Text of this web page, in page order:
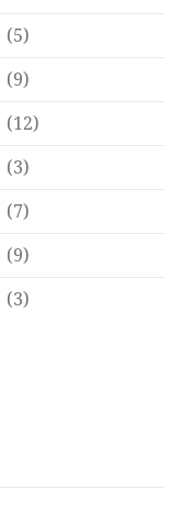
(5)
(9)
(12)
(3)
(7)
(9)
(3)